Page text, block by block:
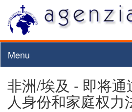
Menu
非洲/埃及 - 即将
人身份和家庭权力